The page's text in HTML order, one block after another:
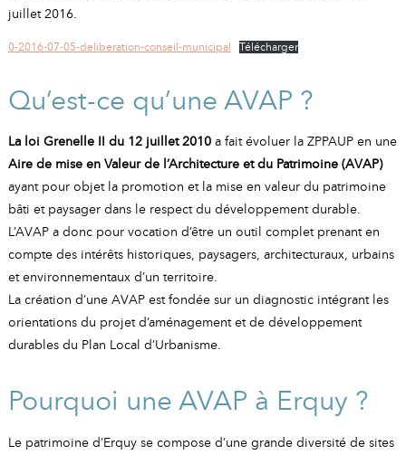
juillet 2016.
0-2016-07-05-deliberation-conseil-municipal Télécharger
Qu’est-ce qu’une AVAP ?
La loi Grenelle II du 12 juillet 2010a fait évoluer la ZPPAUP en une
Aire de mise en Valeur de l’Architecture et du Patrimoine (AVAP)
ayant pour objet la promotion et la mise en valeur du patrimoine
bâti et paysager dans le respect du développement durable.
L’AVAP a donc pour vocation d’être un outil complet prenant en
compte des intérêts historiques, paysagers, architecturaux, urbains
et environnementaux d’un territoire.
La création d’une AVAP est fondée sur un diagnostic intégrant les
orientations du projet d’aménagement et de développement
durables du Plan Local d’Urbanisme.
Pourquoi une AVAP à Erquy ?
Le patrimoine d’Erquy se compose d’une grande diversité de sites